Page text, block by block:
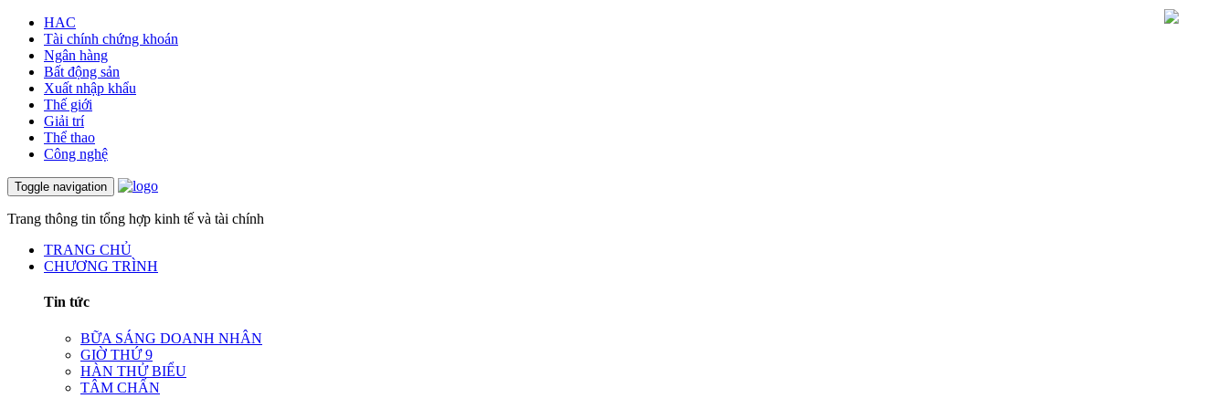
HAC
Tài chính chứng khoán
Ngân hàng
Bất động sản
Xuất nhập khẩu
Thế giới
Giải trí
Thể thao
Công nghệ
Toggle navigation
Trang thông tin tổng hợp kinh tế và tài chính
TRANG CHỦ
CHƯƠNG TRÌNH
Tin tức
BỮA SÁNG DOANH NHÂN
GIỜ THỨ 9
HÀN THỬ BIỂU
TÂM CHẤN